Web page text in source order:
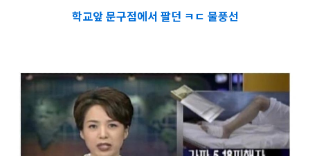
학교앞 문구점에서 팔던 ㅋㄷ 물풍선